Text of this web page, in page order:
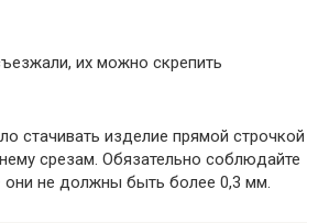
их можно скрепить
стачивать изделие прямой строчкой
срезам. Обязательно соблюдайте
они не должны быть более 0,3 мм.